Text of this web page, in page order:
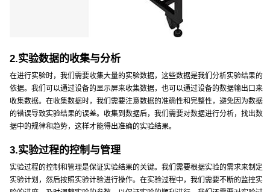
2.实验数据的收集与分析
在进行实验时，我们需要收集大量的实验数据，这些数据是我们分析实验结果的
依据。我们可以通过设备的显示屏来收集数据，也可以通过设备的数据输出口来
收集数据。在收集数据时，我们需要注意数据的准确性和完整性，避免因为数据
的错误导致实验结果的误差。收集到数据后，我们需要对数据进行分析，找出数
据中的规律和趋势，这样才能得出准确的实验结果。
3.实验过程的控制与管理
实验过程的控制和管理是保证实验结果的关键。我们需要根据实验的需求来制定
实验计划，然后按照实验计验进行操作。在实验过程中，我们需要不断的监控实